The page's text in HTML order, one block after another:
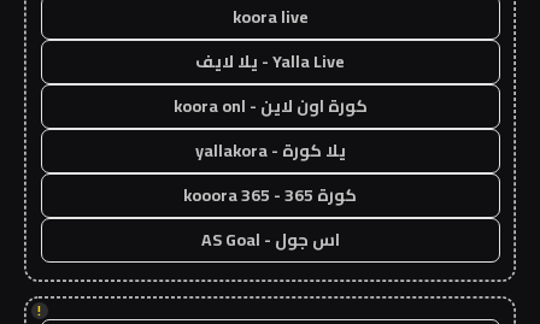
koora live
Yalla Live - يلا لايف
كورة اون لاين - koora onl
يلا كورة - yallakora
كورة 365 - kooora 365
اس جول - AS Goal
!